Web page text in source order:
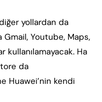
yollardan da
Gmail, Youtube, Maps,
kullanılamayacak. Ha
da
Huawei’nin kendi